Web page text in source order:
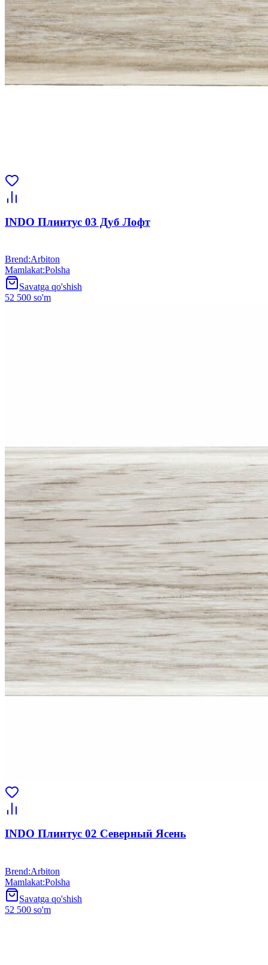
INDO Плинтус 03 Дуб Лофт
Brend:Arbiton
Mamlakat:Polsha
Savatga qo'shish
52 500 so'm
INDO Плинтус 02 Северный Ясень
Brend:Arbiton
Mamlakat:Polsha
Savatga qo'shish
52 500 so'm